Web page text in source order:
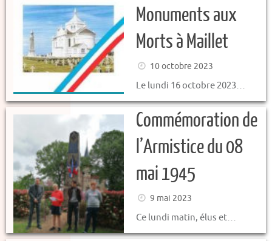
Monuments aux
Morts à Maillet
10 octobre 2023
Le lundi 16 octobre 2023…
Commémoration de
l’Armistice du 08
mai 1945
9 mai 2023
Ce lundi matin, élus et…